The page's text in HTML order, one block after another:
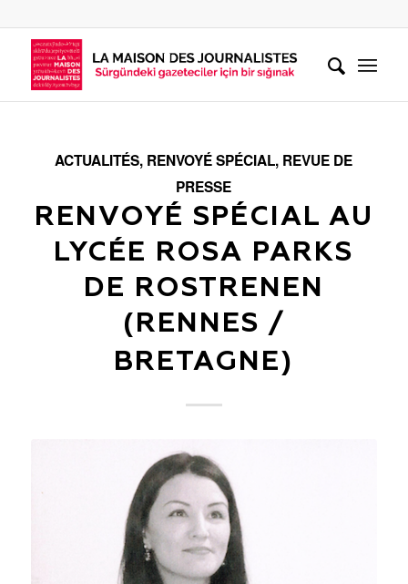
ACTUALITÉS, RENVOYÉ SPÉCIAL, REVUE DE
PRESSE
RENVOYÉ SPÉCIAL AU
LYCÉE ROSA PARKS
DE ROSTRENEN
(RENNES /
BRETAGNE)